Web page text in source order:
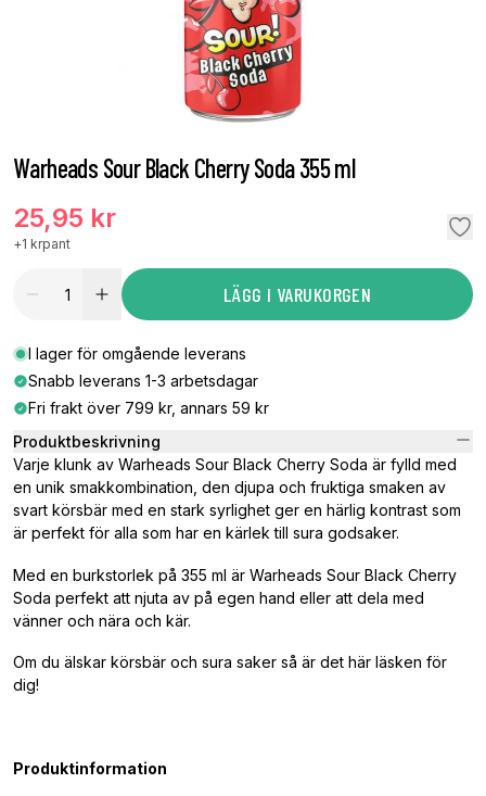
Warheads Sour Black Cherry Soda 355 ml
25,95 kr
+1 krpant
LÄGG I VARUKORGEN
I lager för omgående leverans
Snabb leverans 1-3 arbetsdagar
Fri frakt över 799 kr, annars 59 kr
Produktbeskrivning
Varje klunk av Warheads Sour Black Cherry Soda är fylld med
en unik smakkombination, den djupa och fruktiga smaken av
svart körsbär med en stark syrlighet ger en härlig kontrast som
är perfekt för alla som har en kärlek till sura godsaker.
Med en burkstorlek på 355 ml är Warheads Sour Black Cherry
Soda perfekt att njuta av på egen hand eller att dela med
vänner och nära och kär.
Om du älskar körsbär och sura saker så är det här läsken för
dig!
Produktinformation